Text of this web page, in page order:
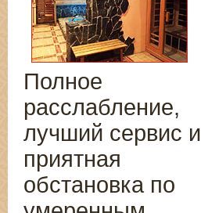
Полное
расслабление,
лучший сервис и
приятная
обстановка по